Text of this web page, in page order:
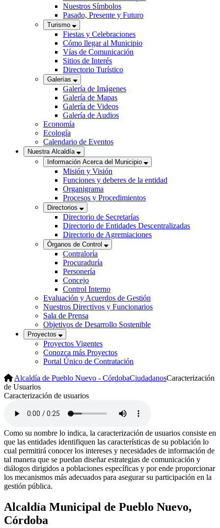
Nuestros Símbolos
Pasado, Presente y Futuro
Turismo
Fiestas y Celebraciones
Cómo llegar al Municipio
Vías de Comunicación
Sitios de Interés
Directorio Turístico
Galerías
Galería de Imágenes
Galería de Mapas
Galería de Videos
Galería de Audios
Economía
Ecología
Calendario de Eventos
Nuestra Alcaldía
Información Acerca del Municipio
Misión y Visión
Funciones y deberes de la entidad
Organigrama
Procesos y Procedimientos
Directorios
Directorio de Secretarías
Directorio de Entidades Descentralizadas
Directorio de Agremiaciones
Órganos de Control
Contraloría
Procuraduría
Personería
Concejo
Control Interno
Evaluación y Acuerdos de Gestión
Nuestros Directivos y Funcionarios
Sala de Prensa
Objetivos de Desarrollo Sostenible
Proyectos
Proyectos Vigentes
Conozca más Proyectos
Portal Único de Contratación
Alcaldía de Pueblo Nuevo - CórdobaCiudadanosCaracterización
de Usuarios
​​​​Caracterización de usuarios
Como su nombre lo indica, la caracterización de usuarios consiste en
que las entidades identifiquen las características de su población lo
cual permitirá conocer los intereses y necesidades de información de
tal manera que se puedan diseñar estrategias de comunicación y
diálogos dirigidos a poblaciones específicas y por ende proporcionar
los mecanismos más adecuados para asegurar su participación en la
gestión pública.​
Alcaldía Municipal de Pueblo Nuevo,
Córdoba